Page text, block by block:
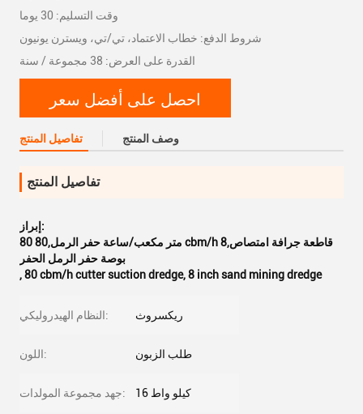
وقت التسليم: 30 يوما
شروط الدفع: خطاب الاعتماد، تي/تي، ويسترن يونيون
القدرة على العرض: 38 مجموعة / سنة
احصل على أفضل سعر
تفاصيل المنتج وصف المنتج
تفاصيل المنتج
إبراز:
80 متر مكعب/ساعة حفر الرمل,80 cbm/h قاطعة جرافة امتصاص,8
بوصة حفر الرمل الحفر
,80 cbm/h cutter suction dredge,8 inch sand mining dredge
النظام الهيدروليكي: ريكسروث
اللون: طلب الزبون
جهد مجموعة المولدات: 16 كيلو واط